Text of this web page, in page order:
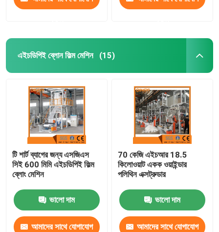
এইচডিপিই ব্লোন ফিল্ম মেশিন (15)
টি শার্ট ব্যাগের জন্য এসজিএস
সিই 600 মিমি এইচডিপিই ফিল্ম
ব্লোং মেশিন
ভালো দাম
আমাদের সাথে যোগাযোগ
70 কেজি এইচআর 18.5
কিলোওয়াট একক ওয়াইন্ডার
পলিথিন এক্সট্রুডার
ভালো দাম
আমাদের সাথে যোগাযোগ